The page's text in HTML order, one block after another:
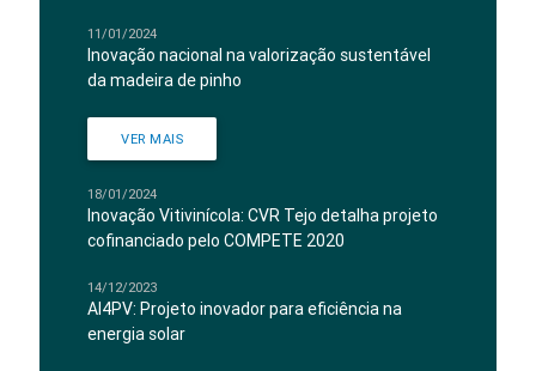
11/01/2024
Inovação nacional na valorização sustentável
da madeira de pinho
VER MAIS
18/01/2024
Inovação Vitivinícola: CVR Tejo detalha projeto
cofinanciado pelo COMPETE 2020
14/12/2023
AI4PV: Projeto inovador para eficiência na
energia solar